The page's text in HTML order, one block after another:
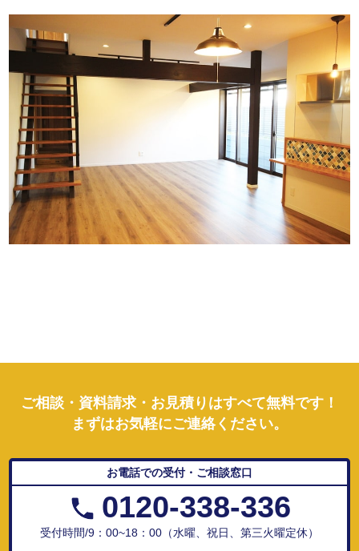
ご相談・資料請求・お見積りはすべて無料です！
まずはお気軽にご連絡ください。
お電話での受付・ご相談窓口
0120-338-336
受付時間/9：00~18：00（水曜、祝日、第三火曜定休）